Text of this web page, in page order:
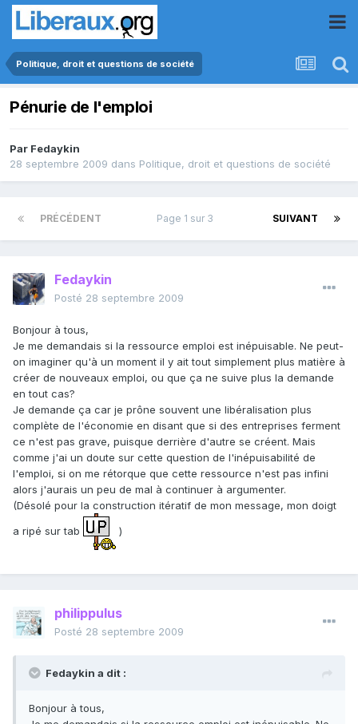
Politique, droit et questions de société
Pénurie de l'emploi
Par Fedaykin
28 septembre 2009 dans Politique, droit et questions de société
PRÉCÉDENT SUIVANT
Page 1 sur 3
Fedaykin
Posté 28 septembre 2009
Bonjour à tous,
Je me demandais si la ressource emploi est inépuisable. Ne peut-
on imaginer qu'à un moment il y ait tout simplement plus matière à
créer de nouveaux emploi, ou que ça ne suive plus la demande
en tout cas?
Je demande ça car je prône souvent une libéralisation plus
complète de l'économie en disant que si des entreprises ferment
ce n'est pas grave, puisque derrière d'autre se créent. Mais
comme j'ai un doute sur cette question de l'inépuisabilité de
l'emploi, si on me rétorque que cette ressource n'est pas infini
alors j'aurais un peu de mal à continuer à argumenter.
(Désolé pour la construction itératif de mon message, mon doigt
a ripé sur tab
)
philippulus
Posté 28 septembre 2009
Fedaykin a dit :
Bonjour à tous,